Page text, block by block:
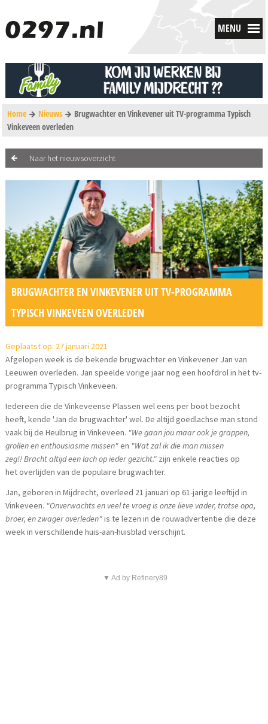
MENU
Home Nieuws
Brugwachter en Vinkevener uit TV-programma Typisch
Vinkeveen overleden
Naar het nieuwsoverzicht
BRUGWACHTER EN VINKEVENER UIT TV-PROGRAMMA
TYPISCH VINKEVEEN OVERLEDEN
Geplaatst op: 27 januari 2021
Afgelopen week is de bekende brugwachter en Vinkevener Jan van
Leeuwen overleden. Jan speelde vorige jaar nog een hoofdrol in het tv-
programma Typisch Vinkeveen.
Iedereen die de Vinkeveense Plassen wel eens per boot bezocht
heeft, kende 'Jan de brugwachter' wel. De altijd goedlachse man stond
vaak bij de Heulbrug in Vinkeveen. "We gaan jou maar ook je grappen,
grollen en enthousiasme missen"en "Wat zal ik die man missen
zeg!! Bracht altijd een lach op ieder gezicht." zijn enkele reacties op
het overlijden van de populaire brugwachter.
Jan, geboren in Mijdrecht, overleed 21 januari op 61-jarige leeftijd in
Vinkeveen. "Onverwachts en veel te vroeg is onze lieve vader, trotse opa,
broer, en zwager overleden"is te lezen in de rouwadvertentie die deze
week in verschillende huis-aan-huisblad verschijnt.
▼ Ad by Refinery89